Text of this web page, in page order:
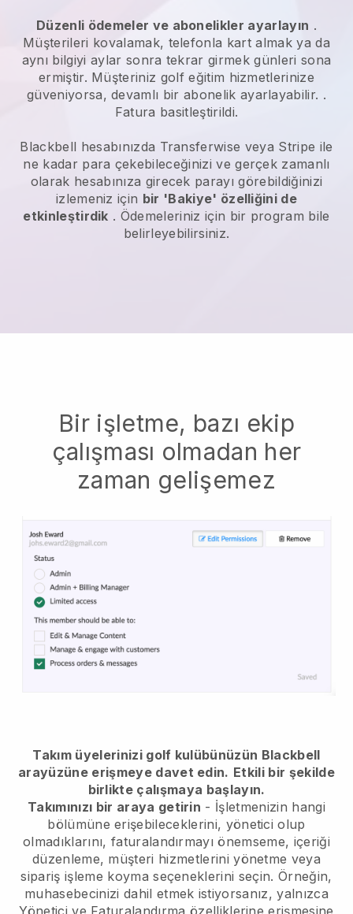
Düzenli ödemeler ve abonelikler ayarlayın .
Müşterileri kovalamak, telefonla kart almak ya da
aynı bilgiyi aylar sonra tekrar girmek günleri sona
ermiştir. Müşteriniz golf eğitim hizmetlerinize
güveniyorsa, devamlı bir abonelik ayarlayabilir. .
Fatura basitleştirildi.
Blackbell hesabınızda Transferwise veya Stripe ile
ne kadar para çekebileceğinizi ve gerçek zamanlı
olarak hesabınıza girecek parayı görebildiğinizi
izlemeniz için bir 'Bakiye' özelliğini de
etkinleştirdik . Ödemeleriniz için bir program bile
belirleyebilirsiniz.
Bir işletme, bazı ekip
çalışması olmadan her
zaman gelişemez
Takım üyelerinizi golf kulübünüzün Blackbell
arayüzüne erişmeye davet edin. Etkili bir şekilde
birlikte çalışmaya başlayın.
Takımınızı bir araya getirin - İşletmenizin hangi
bölümüne erişebileceklerini, yönetici olup
olmadıklarını, faturalandırmayı önemseme, içeriği
düzenleme, müşteri hizmetlerini yönetme veya
sipariş işleme koyma seçeneklerini seçin. Örneğin,
muhasebecinizi dahil etmek istiyorsanız, yalnızca
Yönetici ve Faturalandırma özelliklerine erişmesine